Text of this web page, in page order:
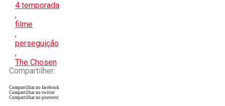
4 temporada
,
filme
,
perseguição
,
The Chosen
Compartilher:
Compartilhar no facebook
Compartilhar no twitter
Compartilhar no pinterest